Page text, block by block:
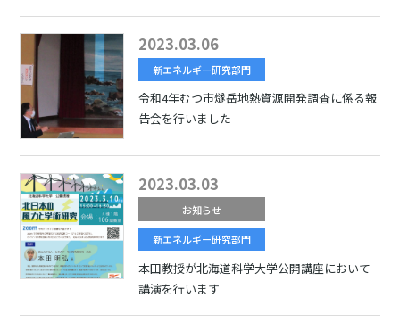
2023.03.06
新エネルギー研究部門
令和4年むつ市燧岳地熱資源開発調査に係る報
告会を行いました
2023.03.03
お知らせ
新エネルギー研究部門
本田教授が北海道科学大学公開講座において
講演を行います